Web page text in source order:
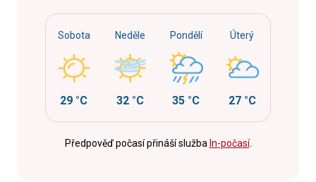
Sobota
29 °C
Neděle
32 °C
Pondělí
35 °C
Úterý
27 °C
Předpověď počasí přináší služba In-počasí.